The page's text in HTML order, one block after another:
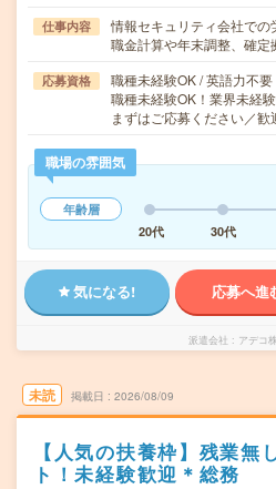
仕事内容
情報セキュリティ会社で
職金計算や年末調整、確
応募資格
職種未経験OK / 英語力不要
職種未経験OK！業界未経
まずはご応募ください／
職場の雰囲気
年齢層
20代
30代
気になる! 応募へ進
派遣会社 アデコ
未読 掲載日 2026/08/09
【人気の扶養枠】残業無
ト！未経験歓迎＊総務